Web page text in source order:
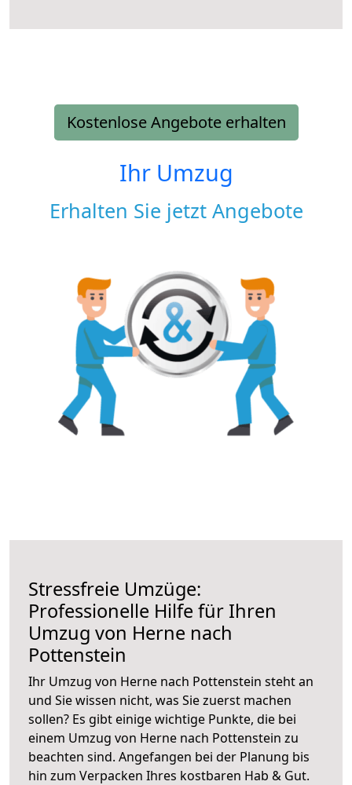
Kostenlose Angebote erhalten
Ihr Umzug
Erhalten Sie jetzt Angebote
Stressfreie Umzüge:
Professionelle Hilfe für Ihren
Umzug von Herne nach
Pottenstein
Ihr Umzug von Herne nach Pottenstein steht an
und Sie wissen nicht, was Sie zuerst machen
sollen? Es gibt einige wichtige Punkte, die bei
einem Umzug von Herne nach Pottenstein zu
beachten sind. Angefangen bei der Planung bis
hin zum Verpacken Ihres kostbaren Hab & Gut.